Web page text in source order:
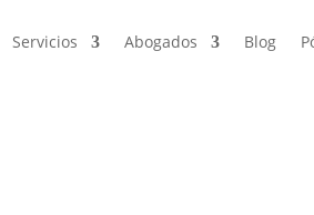
Servicios Abogados Blog